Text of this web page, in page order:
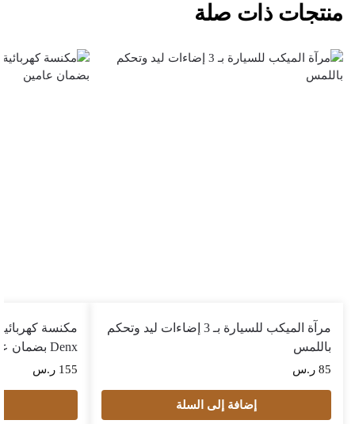
منتجات ذات صلة
مرآة الميكب للسيارة بـ 3 إضاءات ليد وتحكم
باللمس
85 ر.س
إضافة إلى السلة
مكنسة
Denx بضمان عامين
155 ر.س